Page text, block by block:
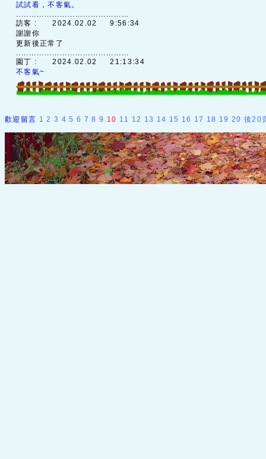
試試看，不客氣。
............................................
訪客 :2024.02.02 9:56:34
謝謝你
更新後正常了
............................................
園丁 :2024.02.02 21:13:34
不客氣~
歡迎留言 1 2 3 4 5 6 7 8 9 10 11 12 13 14 15 16 17 18 19 20 後20